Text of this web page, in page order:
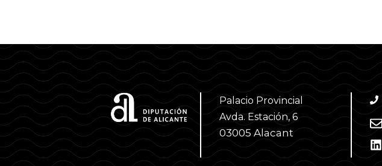
Palacio Provincial
Avda. Estación, 6
03005 Alacant